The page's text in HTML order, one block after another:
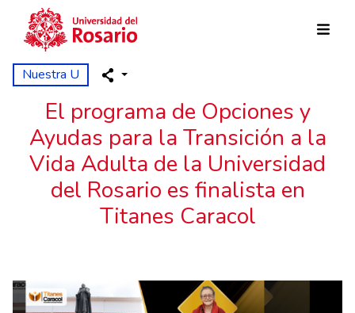
Pasar al contenido principal
Nuestra U
El programa de Opciones y
Ayudas para la Transición a la
Vida Adulta de la Universidad
del Rosario es finalista en
Titanes Caracol